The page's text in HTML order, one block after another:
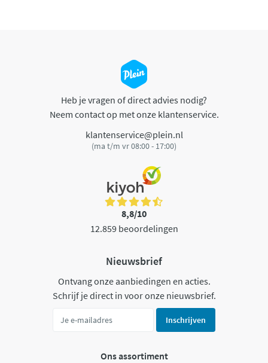
Heb je vragen of direct advies nodig?
Neem contact op met onze klantenservice.
klantenservice@plein.nl
(ma t/m vr 08:00 - 17:00)
8,8/10
12.859 beoordelingen
Nieuwsbrief
Ontvang onze aanbiedingen en acties.
Schrijf je direct in voor onze nieuwsbrief.
Inschrijven
Ons assortiment